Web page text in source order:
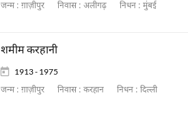
जन्म : ग़ाज़ीपुर निवास : अलीगढ़ निधन : मुंबई
शमीम करहानी
1913 - 1975
जन्म : ग़ाज़ीपुर निवास : करहान निधन : दिल्ली